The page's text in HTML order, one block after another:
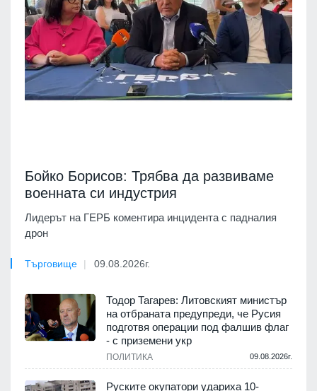
Бойко Борисов: Трябва да развиваме
военната си индустрия
Лидерът на ГЕРБ коментира инцидента с падналия
дрон
Търговище 09.08.2026г.
Тодор Тагарев: Литовският министър
на отбраната предупреди, че Русия
подготвя операции под фалшив флаг
- с приземени укр
ПОЛИТИКА 09.08.2026г.
Руските окупатори удариха 10-